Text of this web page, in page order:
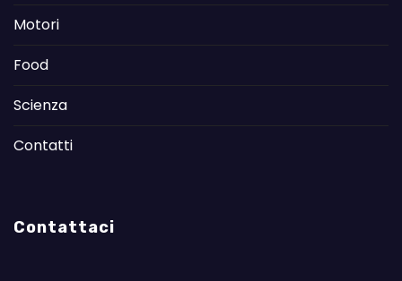
Motori
Food
Scienza
Contatti
Contattaci